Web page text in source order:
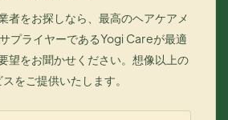
者をお探しなら、最高のヘアケアメ
プライヤーであるYogi Careが最適
望をお聞かせください。想像以上の
をご提供いたします。